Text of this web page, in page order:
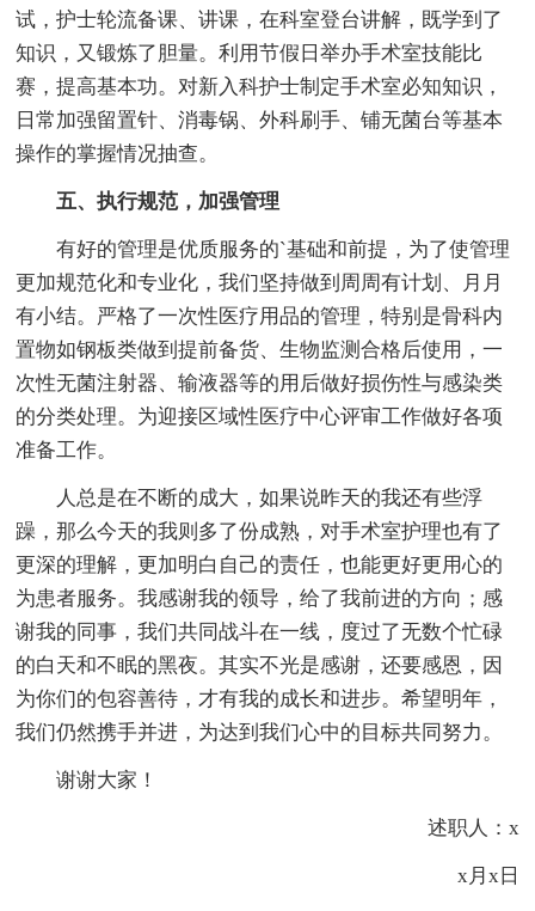
试，护士轮流备课、讲课，在科室登台讲解，既学到了
知识，又锻炼了胆量。利用节假日举办手术室技能比
赛，提高基本功。对新入科护士制定手术室必知知识，
日常加强留置针、消毒锅、外科刷手、铺无菌台等基本
操作的掌握情况抽查。
五、执行规范，加强管理
有好的管理是优质服务的`基础和前提，为了使管理
更加规范化和专业化，我们坚持做到周周有计划、月月
有小结。严格了一次性医疗用品的管理，特别是骨科内
置物如钢板类做到提前备货、生物监测合格后使用，一
次性无菌注射器、输液器等的用后做好损伤性与感染类
的分类处理。为迎接区域性医疗中心评审工作做好各项
准备工作。
人总是在不断的成大，如果说昨天的我还有些浮
躁，那么今天的我则多了份成熟，对手术室护理也有了
更深的理解，更加明白自己的责任，也能更好更用心的
为患者服务。我感谢我的领导，给了我前进的方向；感
谢我的同事，我们共同战斗在一线，度过了无数个忙碌
的白天和不眠的黑夜。其实不光是感谢，还要感恩，因
为你们的包容善待，才有我的成长和进步。希望明年，
我们仍然携手并进，为达到我们心中的目标共同努力。
谢谢大家！
述职人：x
x月x日